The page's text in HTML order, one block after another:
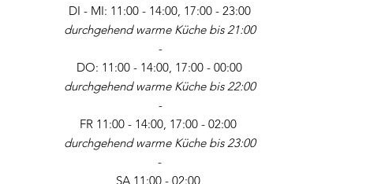
DI - MI: 11:00 - 14:00, 17:00 - 23:00
durchgehend warme Küche bis 21:00
-
DO: 11:00 - 14:00, 17:00 - 00:00
durchgehend warme Küche bis 22:00
-
FR 11:00 - 14:00, 17:00 - 02:00
durchgehend warme Küche bis 23:00
-
SA 11:00 - 02:00